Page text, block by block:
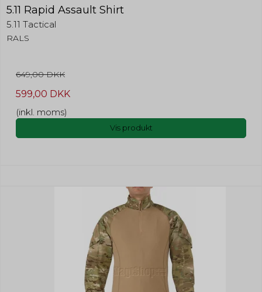
5.11 Rapid Assault Shirt
5.11 Tactical
RALS
649,00 DKK
599,00 DKK
(inkl. moms)
Vis produkt